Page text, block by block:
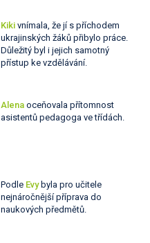
Kiki vnímala, že jí s příchodem
ukrajinských žáků přibylo práce.
Důležitý byl i jejich samotný
přístup ke vzdělávání.
Alena oceňovala přítomnost
asistentů pedagoga ve třídách.
PodleEvy byla pro učitele
nejnáročnější příprava do
naukových předmětů.